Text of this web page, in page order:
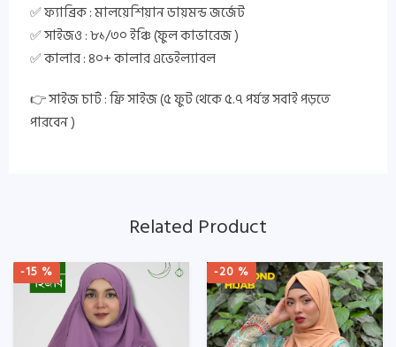
✅ ফ্যাব্রিক : মালয়েশিয়ান ডায়মন্ড জর্জেট
✅ সাইজও : ৮১/৩০ ইঞ্চি (ফুল কাভারেজ )
✅ কালার : ৪০+ কালার এভেইল্যাবল
👉 সাইজ চার্ট : ফ্রি সাইজ (৫ ফুট থেকে ৫.৭ পর্যন্ত সবাই পড়তে
পারবেন )
Related Product
-15 % -20 %